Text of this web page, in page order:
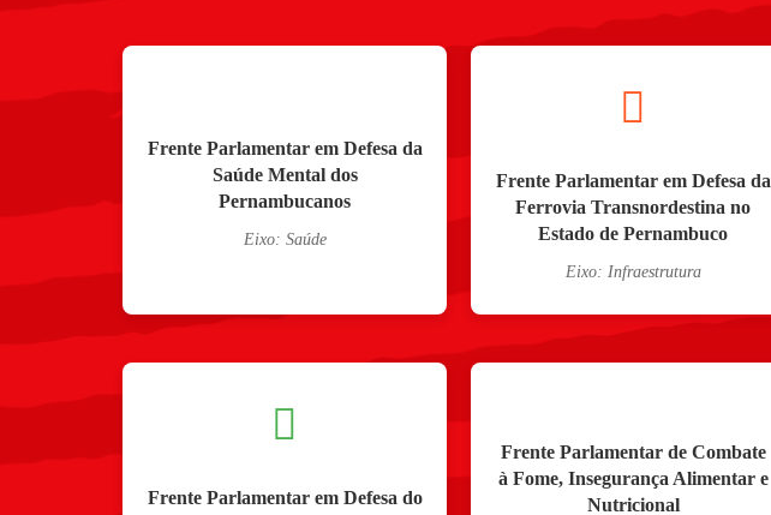
Frente Parlamentar em Defesa da
Saúde Mental dos
Pernambucanos
Eixo: Saúde
Frente Parlamentar em Defesa da
Ferrovia Transnordestina no
Estado de Pernambuco
Eixo: Infraestrutura
Frente Parlamentar em Defesa do
Frente Parlamentar de Combate
à Fome, Insegurança Alimentar e
Nutricional